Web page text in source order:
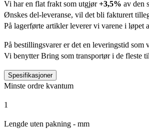
Vi har en flat frakt som utgjør+3,5% av den
Ønskes del-leveranse, vil det bli fakturert
På lagerførte artikler leverer vi varene i løpet
På bestillingsvarer er det en leveringstid som
Vi benytter Bring som transportør i de fleste
Spesifikasjoner
Minste ordre kvantum
1
Lengde uten pakning - mm